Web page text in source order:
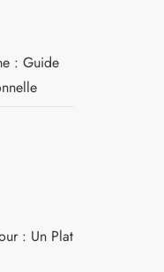
: Guide
: Un Plat